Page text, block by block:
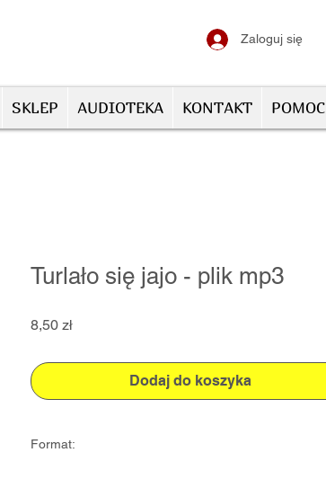
Zaloguj się
SKLEP AUDIOTEKA KONTAKT POMOC
Turlało się jajo - plik mp3
8,50 złCena
Dodaj do koszyka
Format: